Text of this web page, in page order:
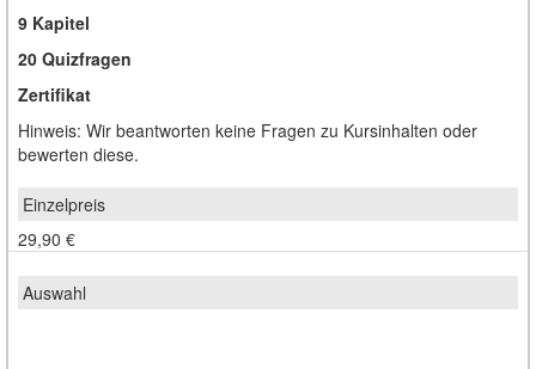
9 Kapitel
20 Quizfragen
Zertifikat
Hinweis: Wir beantworten keine Fragen zu Kursinhalten oder
bewerten diese.
29,90 €